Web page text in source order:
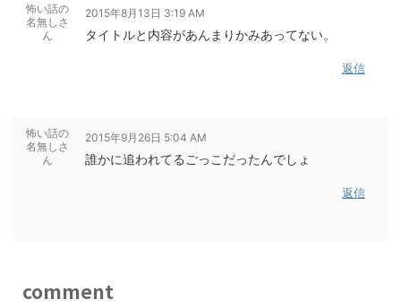
怖い話の
名無しさ
ん
2015年8月13日 3:19 AM
タイトルと内容があんまりかみあってない。
返信
怖い話の
名無しさ
ん
2015年9月26日 5:04 AM
誰かに追われてるごっこだったんでしょ
返信
comment